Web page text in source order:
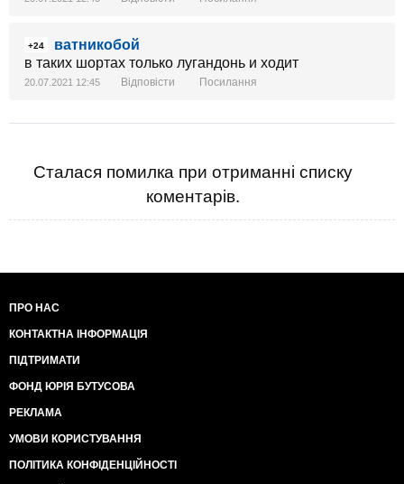
+24
ватникобой
в таких шортах только лугандонь и ходит
20.07.2021 12:45 Відповісти Посилання
Сталася помилка при отриманні списку
коментарів.
ПРО НАС
КОНТАКТНА ІНФОРМАЦІЯ
ПІДТРИМАТИ
ФОНД ЮРІЯ БУТУСОВА
РЕКЛАМА
УМОВИ КОРИСТУВАННЯ
ПОЛІТИКА КОНФІДЕНЦІЙНОСТІ